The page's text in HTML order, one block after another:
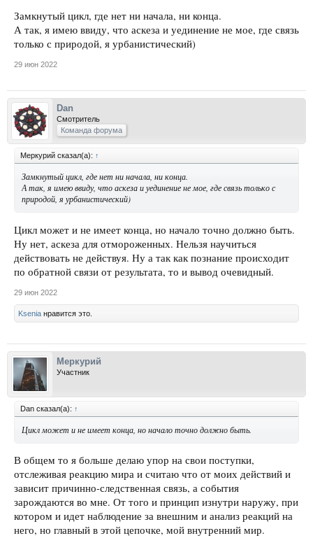
Замкнутый цикл, где нет ни начала, ни конца.
А так, я имею ввиду, что аскеза и уединение не мое, где связь
только с природой, я урбанистический)
29 июн 2022
Dan
Смотритель
Команда форума
Меркурий сказал(а): ↑
Замкнутый цикл, где нет ни начала, ни конца.
А так, я имею ввиду, что аскеза и уединение не мое, где связь только с
природой, я урбанистический)
Цикл может и не имеет конца, но начало точно должно быть.
Ну нет, аскеза для отмороженных. Нельзя научиться
действовать не действуя. Ну а так как познание происходит
по обратной связи от результата, то и вывод очевидный.
29 июн 2022
Ksenia нравится это.
Меркурий
Участник
Dan сказал(а): ↑
Цикл может и не имеет конца, но начало точно должно быть.
В общем то я больше делаю упор на свои поступки,
отслеживая реакцию мира и считаю что от моих действий и
зависит причинно-следственная связь, а события
зарождаются во мне. От того и принцип изнутри наружу, при
котором и идет наблюдение за внешним и анализ реакций на
него, но главный в этой цепочке, мой внутренний мир.